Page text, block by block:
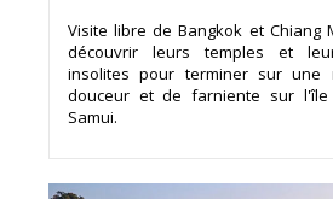
Visite libre de Bangkok et Chiang
découvrir leurs temples et
insolites pour terminer sur une
douceur et de farniente sur l'île
Samui.